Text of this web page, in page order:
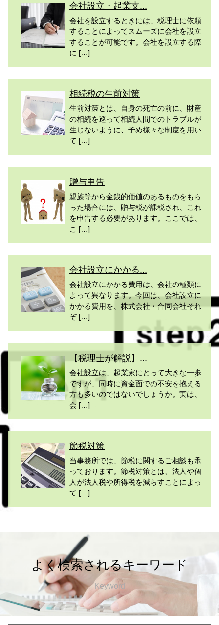
会社設立・起業支...
会社を設立するときには、税理士に依頼
することによってスムーズに会社を設立
することが可能です。会社を設立する際
に […]
相続税の生前対策
生前対策とは、自身の死亡の前に、財産
の相続を巡って相続人間でのトラブルが
生じないように、予め様々な制度を用い
て […]
贈与申告
親族等から金銭的価値のあるものをもら
った場合には、贈与税が課税され、これ
を申告する必要があります。ここでは、
こ […]
会社設立にかかる...
会社設立にかかる費用は、会社の種類に
よって異なります。今回は、会社設立に
かかる費用を、株式会社・合同会社それ
ぞ […]
【税理士が解説】...
会社設立は、起業家にとって大きな一歩
ですが、同時に資金面での不安を抱える
方も多いのではないでしょうか。実は、
会 […]
節税対策
当事務所では、節税に関するご相談も承
っております。節税対策とは、法人や個
人が法人税や所得税を減らすことによっ
て […]
よく検索されるキーワード
Keyword